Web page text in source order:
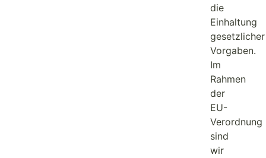
die
Einhaltung
gesetzlicher
Vorgaben.
Im
Rahmen
der
EU-
Verordnung
sind
wir